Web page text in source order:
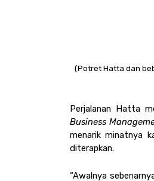
(Potret Hatta dan
Business
menarik minatnya
diterapkan.
“Awalnya